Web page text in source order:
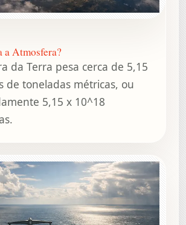
a Atmosfera?
da Terra pesa cerca de 5,15
de toneladas métricas, ou
5,15 x 10^18